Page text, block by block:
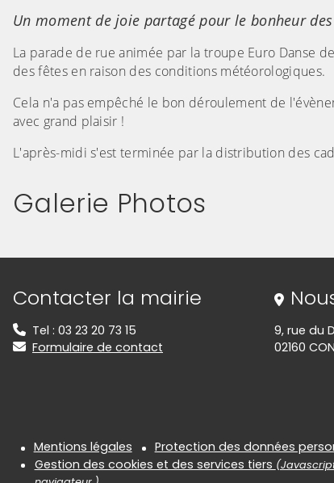
Un moment de joie partagé pour le bonheur
La parade de rue animée par la troupe Euro Danse
des fêtes en raison des conditions météorologiques.
Cela n'a pas empêché le bon déroulement de
avec grand plaisir !
L'après-midi s'est terminée par la distribution des
Galerie Photos
Informations de contact
Contacter la mairie
Tel : 03 23 20 73 15
Formulaire de contact
9, rue du
02160
Informations
Mentions légales
Protection des données
Gestion des cookies et des services tiers